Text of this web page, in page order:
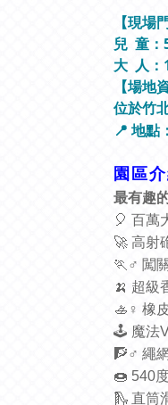
【現場
兒 童：
大 人：
【場地
位於竹
📍 地點
園區
最有趣
🎈 百萬
🚀 高射
🏃‍ ♂ 闖
🍌 超級
🚣‍ ♀ 橡
🕹 魔法
🧗‍♂ 繩
🍩 540
🛝 直筒